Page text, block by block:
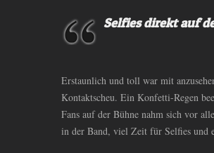
Selfies direkt auf
Erstaunlich und toll war mit
Kontaktscheu. Ein Konfetti-Regen
Fans auf der Bühne nahm sich vor
in der Band, viel Zeit für Selfies und